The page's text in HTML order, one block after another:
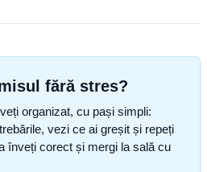
fără stres?
organizat, cu pași simpli:
vezi ce ai greșit și repeți
înveți corect și mergi la sală cu